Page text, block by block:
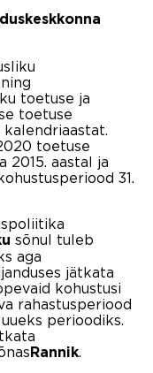
toetuse ja
toetuse
toetuse
2015. aastal ja
31.
sõnul tuleb
aga
jätkata
kohustusi
rahastusperiood
perioodiks.
Rannik.